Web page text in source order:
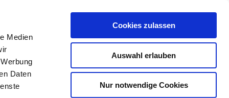
Medien
Daten
Cookies zulassen
Auswahl erlauben
Nur notwendige Cookies